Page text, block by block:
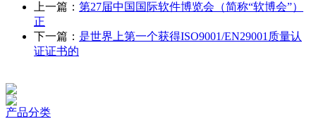
上一篇： 第27届中国国际软件博览会（简称“软博会”）
正
下一篇： 是世界上第一个获得ISO9001/EN29001质量认
证证书的
产品分类